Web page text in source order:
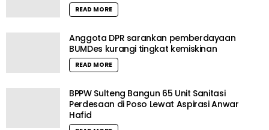
READ MORE
Anggota DPR sarankan pemberdayaan
BUMDes kurangi tingkat kemiskinan
READ MORE
BPPW Sulteng Bangun 65 Unit Sanitasi
Perdesaan di Poso Lewat Aspirasi Anwar
Hafid